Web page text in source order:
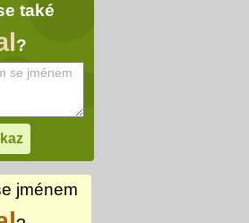
také
?
jménem